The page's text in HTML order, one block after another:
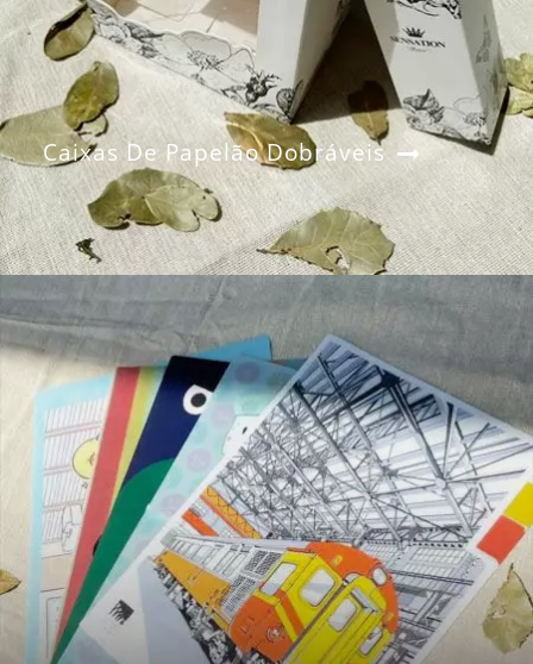
Caixas De Papelão Dobráveis